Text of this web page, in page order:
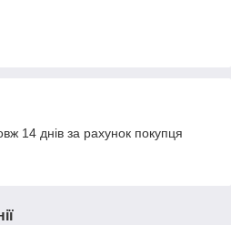
14 днів за рахунок покупця